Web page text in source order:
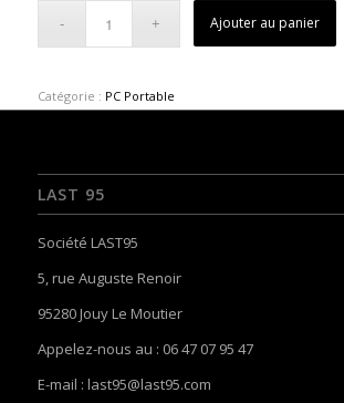
Ajouter au panier
Catégorie : PC Portable
LAST 95
Société LAST95
5, rue Auguste Renoir
95280 Jouy Le Moutier
Appelez-nous au : 06 47 07 95 47
E-mail : last95@last95.com